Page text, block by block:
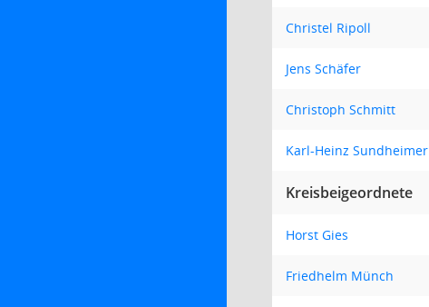
Christel Ripoll
Jens Schäfer
Christoph Schmitt
Karl-Heinz Sundheimer
Kreisbeigeordnete
Horst Gies
Friedhelm Münch